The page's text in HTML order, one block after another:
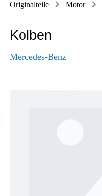
Originalteile Motor
Kolben
Mercedes-Benz